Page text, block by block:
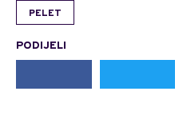
PELET
PODIJELI